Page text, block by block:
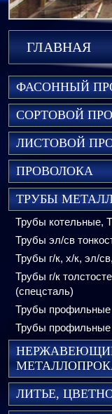
ГЛАВНАЯ
ФАСОННЫЙ
СОРТОВОЙ
ЛИСТОВОЙ
ПРОВОЛОКА
ТРУБЫ
Трубы котельные,
Трубы эл/св
Трубы г/к, х/к, эл/
Трубы г/к
(спецсталь)
Трубы профильные
Трубы профильные
ЛИТЬЕ,